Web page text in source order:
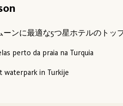
ンに最適な5つ星ホテルのトッ
perto da praia na Turquia
waterpark in Turkije